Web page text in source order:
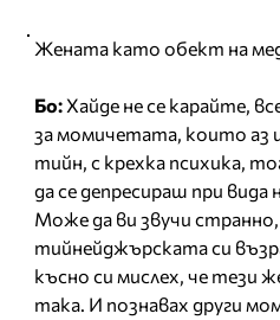
Жената като обект на
Бо:Хайде не се карайте,
за момичетата, които аз
тийн, с крехка психика,
да се депресираш при вида
Може да ви звучи странно,
тийнейджърската си
късно си мислех, че тези
така. И познавах други